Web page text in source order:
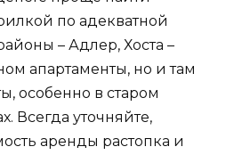
по адекватной
– Адлер, Хоста –
апартаменты, но и там
особенно в старом
Всегда уточняйте,
аренды растопка и